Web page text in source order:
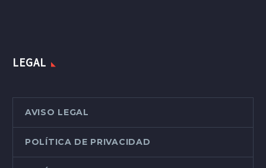
LEGAL
AVISO LEGAL
POLÍTICA DE PRIVACIDAD